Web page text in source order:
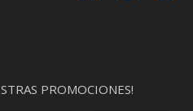
PROMOCIONES!